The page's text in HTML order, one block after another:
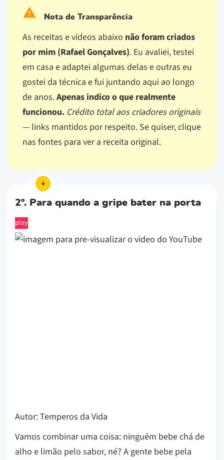
Nota de Transparência
As receitas e vídeos abaixo não foram criados
por mim (Rafael Gonçalves). Eu avaliei, testei
em casa e adaptei algumas delas e outras eu
gostei da técnica e fui juntando aqui ao longo
de anos.Apenas indico o que realmente
funcionou. Crédito total aos criadores originais
— links mantidos por respeito. Se quiser, clique
nas fontes para ver a receita original.
2º. Para quando a gripe bater na porta
play
Autor: Temperos da Vida
Vamos combinar uma coisa: ninguém bebe chá de
alho e limão pelo sabor, né? A gente bebe pela